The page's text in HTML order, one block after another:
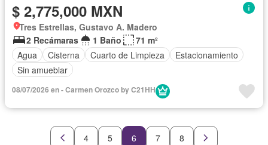
$ 2,775,000 MXN
Tres Estrellas, Gustavo A. Madero
2 Recámaras
1 Baño
71 m²
Agua
Cisterna Cuarto de Limpieza
Estacionamiento
Sin amueblar
08/07/2026 en - Carmen Orozco by C21HH
4 5 6 7 8